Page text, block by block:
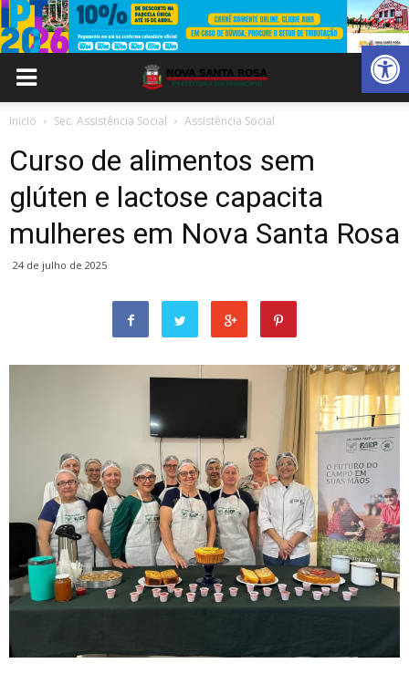
Abrir
Inicio Sec. Assistência Social Assistência Social
Curso de alimentos sem
glúten e lactose capacita
mulheres em Nova Santa Rosa
24 de julho de 2025